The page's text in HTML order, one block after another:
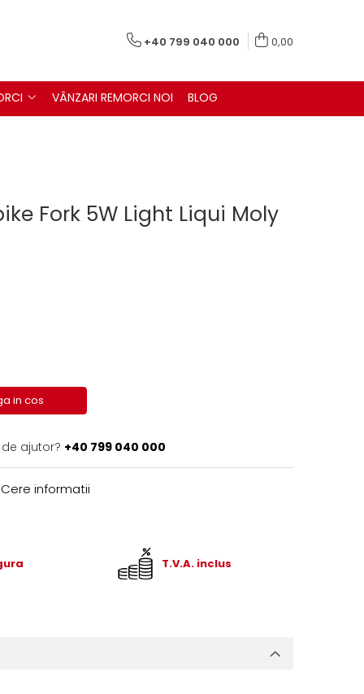
+40 799 040 000 0,00
VÂNZARI REMORCI NOI BLOG
Fork 5W Light Liqui Moly
in cos
ajutor? +40 799 040 000
informatii
T.V.A. inclus